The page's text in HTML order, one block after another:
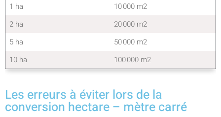
1 ha
10 000 m2
2 ha
20 000 m2
5 ha
50 000 m2
10 ha
100 000 m2
Les erreurs à éviter lors de la
conversion hectare – mètre carré